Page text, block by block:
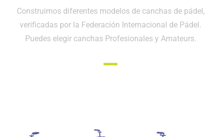
Construimos diferentes modelos de canchas de pádel,
verificadas por la Federación Internacional de Pádel.
Puedes elegir canchas Profesionales y Amateurs.